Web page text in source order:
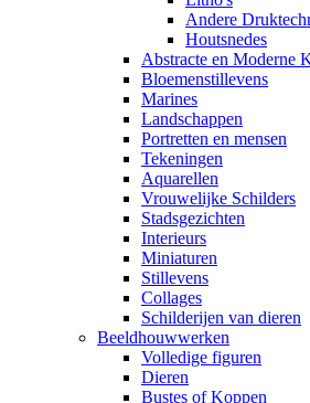
Andere
Houtsnedes
Abstracte en Moderne
Bloemenstillevens
Marines
Landschappen
Portretten en mensen
Tekeningen
Aquarellen
Vrouwelijke Schilders
Stadsgezichten
Interieurs
Miniaturen
Stillevens
Collages
Schilderijen van dieren
Beeldhouwwerken
Volledige figuren
Dieren
Bustes of Koppen